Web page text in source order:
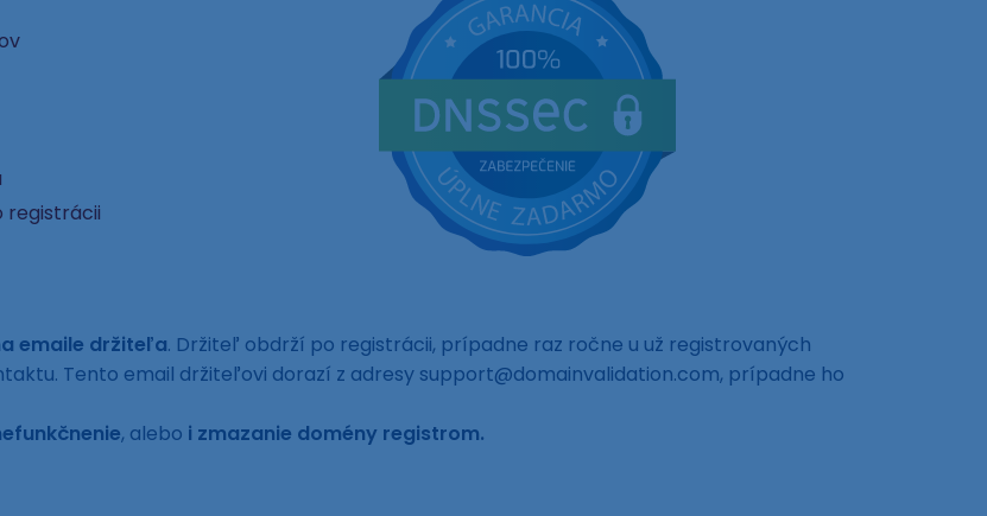
registrácii
emaile držiteľa. Držiteľ obdrží po registrácii, prípadne raz ročne u už registrovaných
Tento email držiteľovi dorazí z adresy support@domainvalidation.com, prípadne ho
, alebo i zmazanie domény registrom.